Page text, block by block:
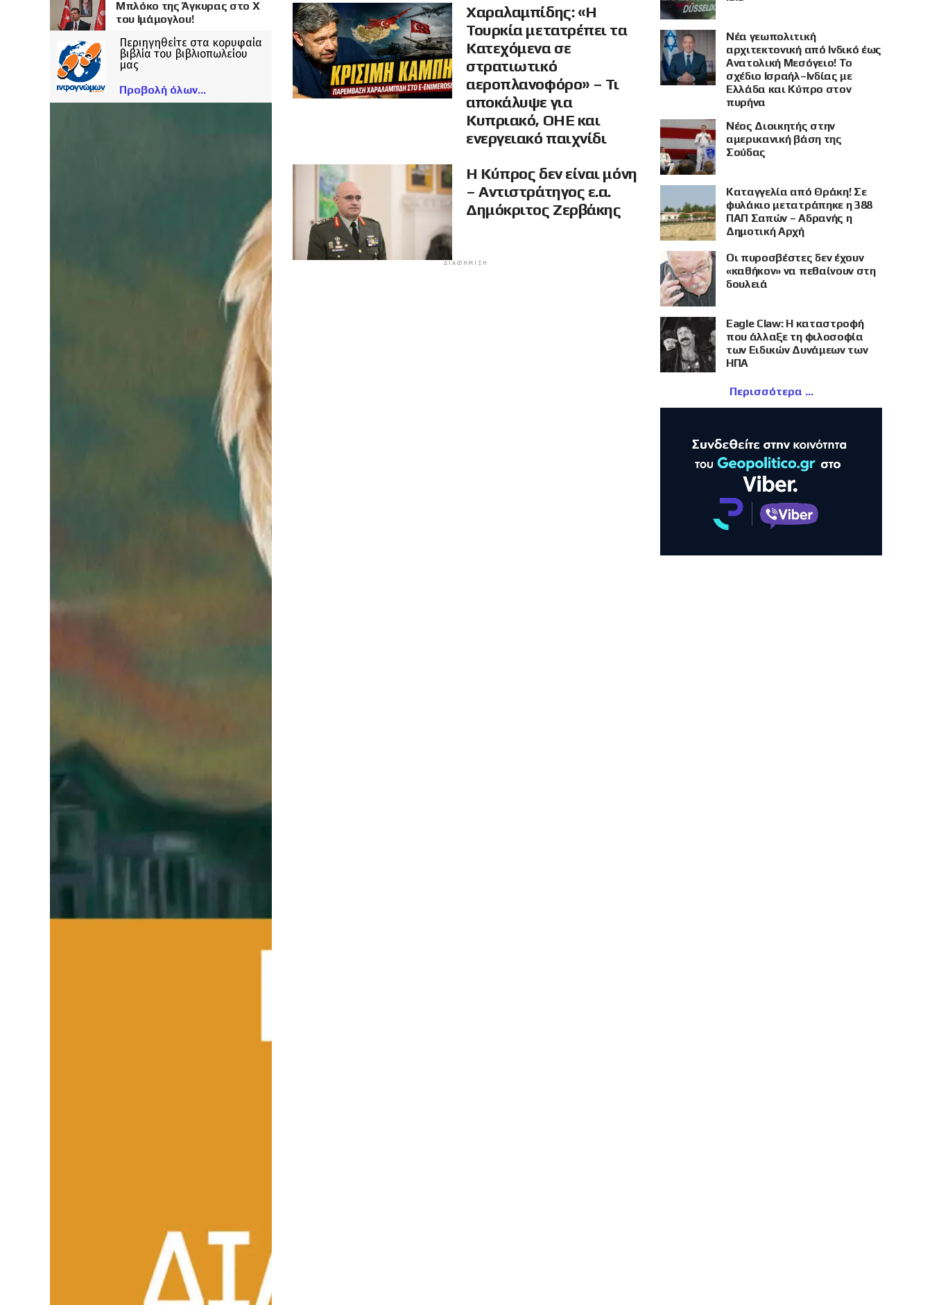
Χαραλαμπίδης: «Η
Τουρκία μετατρέπει τα
Κατεχόμενα σε
στρατιωτικό
αεροπλανοφόρο» – Τι
αποκάλυψε για
Κυπριακό, ΟΗΕ και
ενεργειακό παιχνίδι
Η Κύπρος δεν είναι μόνη
– Αντιστράτηγος ε.α.
Δημόκριτος Ζερβάκης
ΔΙΑΦΉΜΙΣΗ
Μπλόκο της Άγκυρας στο X
του Ιμάμογλου!
Περιηγηθείτε στα κορυφαία
βιβλία του βιβλιοπωλείου
μας
Προβολή όλων
Νέα γεωπολιτική
αρχιτεκτονική από Ινδικό έως
Ανατολική Μεσόγειο! Το
σχέδιο Ισραήλ–Ινδίας με
Ελλάδα και Κύπρο στον
πυρήνα
Νέος Διοικητής στην
αμερικανική βάση της
Σούδας
Καταγγελία από Θράκη! Σε
φυλάκιο μετατράπηκε η 388
ΠΑΠ Σαπών – Αδρανής η
Δημοτική Αρχή
Οι πυροσβέστες δεν έχουν
«καθήκον» να πεθαίνουν στη
δουλειά
Eagle Claw: Η καταστροφή
που άλλαξε τη φιλοσοφία
των Ειδικών Δυνάμεων των
ΗΠΑ
Περισσότερα